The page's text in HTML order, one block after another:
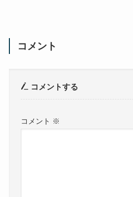
コメント
コメントする
コメント ※